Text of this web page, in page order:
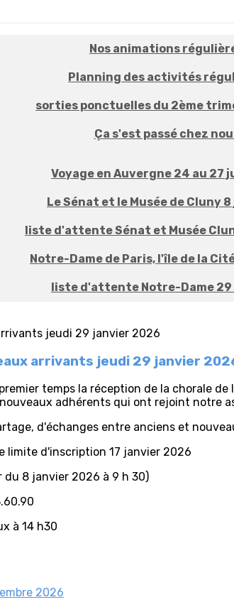
Nos animations
Planning des activités
sorties ponctuelles du 2ème
Ça s'est passé chez
Voyage en Auvergne 24 au 27
Le Sénat et le Musée de Cluny
liste d'attente Sénat et Musée
Notre-Dame de Paris, l'île de la
liste d'attente Notre-Dame 29
arrivants jeudi 29 janvier
temps la réception de la chorale
adhérents qui ont rejoint notre
d'échanges entre anciens et
limite d'inscription 17 janvier 2026
du 8 janvier 2026 à 9 h 30)
à 14 h30